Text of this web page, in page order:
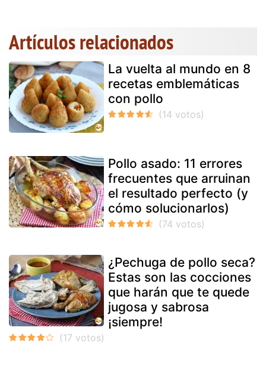
Artículos relacionados
La vuelta al mundo en 8
recetas emblemáticas
con pollo
Pollo asado: 11 errores
frecuentes que arruinan
el resultado perfecto (y
cómo solucionarlos)
¿Pechuga de pollo seca?
Estas son las cocciones
que harán que te quede
jugosa y sabrosa
¡siempre!